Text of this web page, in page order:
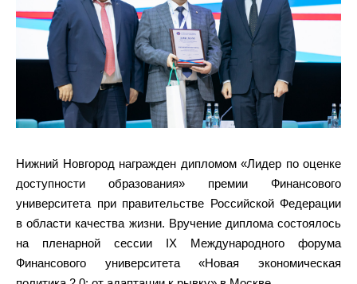
Нижний Новгород награжден дипломом «Лидер по оценке
доступности образования» премии Финансового
университета при правительстве Российской Федерации
в области качества жизни. Вручение диплома состоялось
на пленарной сессии IX Международного форума
Финансового университета «Новая экономическая